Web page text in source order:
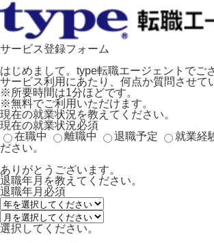
サービス登録フォーム
はじめまして。type転職エージェントでご
サービス利用にあたり、何点か質問させて
※所要時間は1分ほどです。
※無料でご利用いただけます。
現在の就業状況を教えてください。
現在の就業状況必須
在職中
離職中 退職予定 就業経
ださい。
ありがとうございます。
退職年月を教えてください。
退職年月 必須
選択してください。